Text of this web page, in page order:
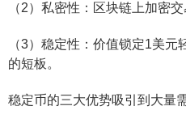
（2）私密性：区块链上加密
（3）稳定性：价值锁定1美
的短板。
稳定币的三大优势吸引到大量